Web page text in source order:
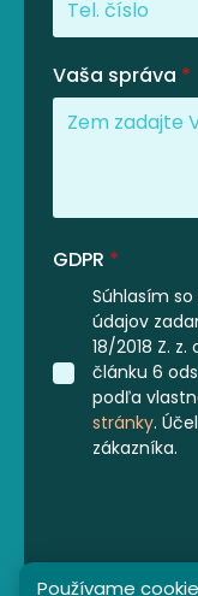
Používame
Vaša správa *
GDPR *
Súhlasím
údajov
18/2018 Z.
článku 6
podľa
stránky.
zákazníka.